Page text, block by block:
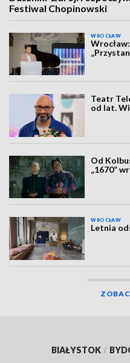
Festiwal Chopinowski
WROCŁAW
Teatr
od lat.
Od
„1670”
WROCŁAW
Letnia
BIAŁYSTOK /